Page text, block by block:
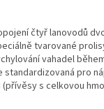
čtyř lanovodů
tvarované
vahadel
standardizovaná pro
(přívěsy s celkovou